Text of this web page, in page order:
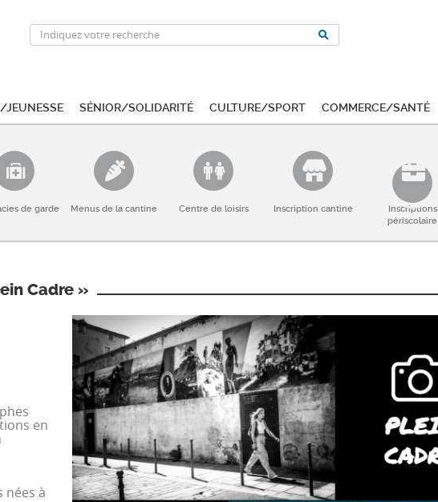
Sénior/Solidarité Culture/Sport Commerce/Santé
de garde Menus de la cantine Centre de loisirs Inscription cantine
Inscriptions
périscolaire
Cadre »
en
nées à